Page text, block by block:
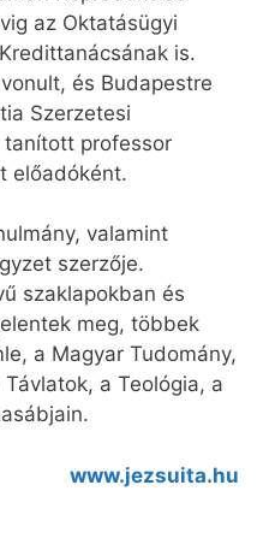
az Oktatásügyi
is.
és Budapestre
Szerzetesi
tanított professor
előadóként.
valamint
szerzője.
szaklapokban és
meg, többek
a Magyar Tudomány,
a Teológia, a
www.jezsuita.hu